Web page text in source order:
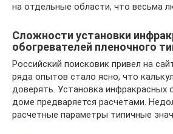
на отдельные области, что весьма
Сложности установки
обогревателей пленочного
Российский поисковик привел на
ряда опытов стало ясно, что
доверять. Установка инфракрасных
доме предваряется расчетами.
расчетные параметры типичные